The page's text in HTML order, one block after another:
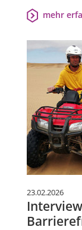
mehr
23.02.2026